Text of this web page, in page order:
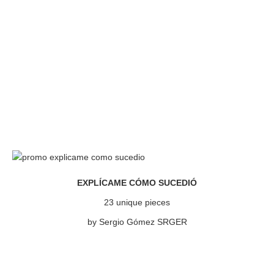
EXPLÍCAME CÓMO SUCEDIÓ
23 unique pieces
by Sergio Gómez SRGER